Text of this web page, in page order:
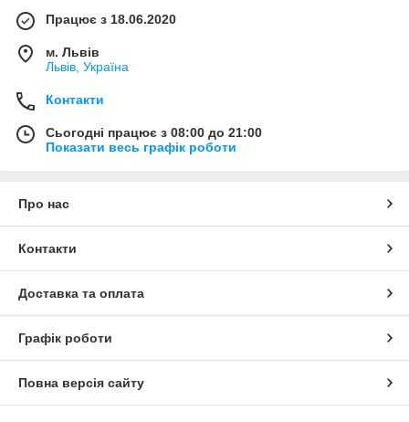
Працює з 18.06.2020
м. Львів
Львів, Україна
Контакти
Сьогодні працює з 08:00 до 21:00
Показати весь графік роботи
Про нас
Контакти
Доставка та оплата
Графік роботи
Повна версія сайту